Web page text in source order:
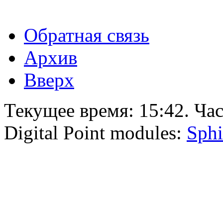
Обратная связь
Архив
Вверх
Текущее время: 15:42.
Digital Point modules: